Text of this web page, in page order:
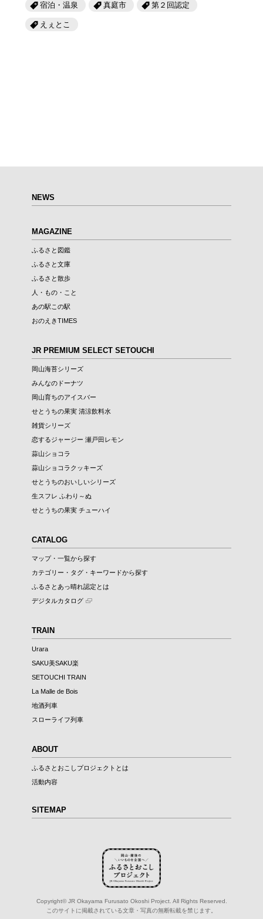
宿泊・温泉 真庭市 第２回認定
えぇとこ
NEWS
MAGAZINE
ふるさと図鑑
ふるさと文庫
ふるさと散歩
人・もの・こと
あの駅この駅
おのえきTIMES
JR PREMIUM SELECT SETOUCHI
岡山海苔シリーズ
みんなのドーナツ
岡山育ちのアイスバー
せとうちの果実 清涼飲料水
雑貨シリーズ
恋するジャージー 瀬戸田レモン
蒜山ショコラ
蒜山ショコラクッキーズ
せとうちのおいしいシリーズ
生スフレ ふわり～ぬ
せとうちの果実 チューハイ
CATALOG
マップ・一覧から探す
カテゴリー・タグ・キーワードから探す
ふるさとあっ晴れ認定とは
デジタルカタログ
TRAIN
Urara
SAKU美SAKU楽
SETOUCHI TRAIN
La Malle de Bois
地酒列車
スローライフ列車
ABOUT
ふるさとおこしプロジェクトとは
活動内容
SITEMAP
Copyright© JR Okayama Furusato Okoshi Project. All Rights Reserved.
このサイトに掲載されている文章・写真の無断転載を禁じます。